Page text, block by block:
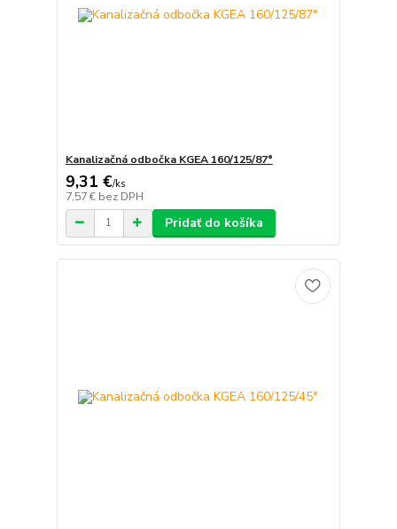
Kanalizačná odbočka KGEA 160/125/87°
9,31 €/ks
7,57 € bez DPH
Pridať do košíka